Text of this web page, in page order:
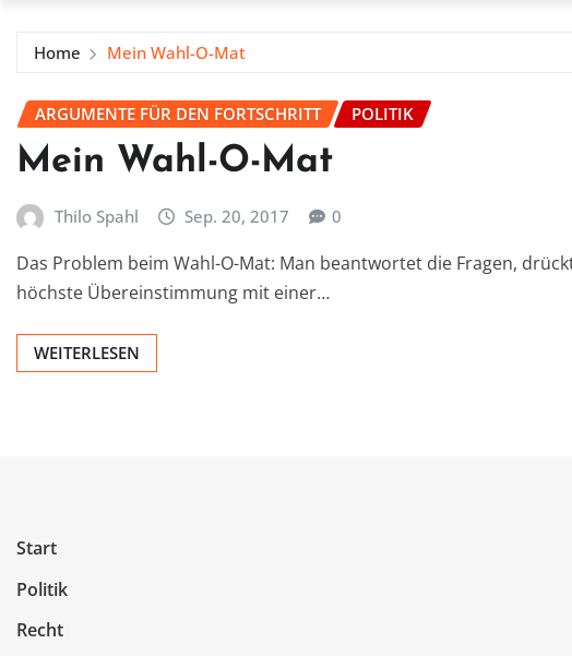
Home Mein Wahl-O-Mat
ARGUMENTE FÜR DEN FORTSCHRITT POLITIK
Mein Wahl-O-Mat
Thilo Spahl Sep. 20, 2017 0
Das Problem beim Wahl-O-Mat: Man beantwortet die Fragen,
höchste Übereinstimmung mit einer…
WEITERLESEN
Start
Politik
Recht